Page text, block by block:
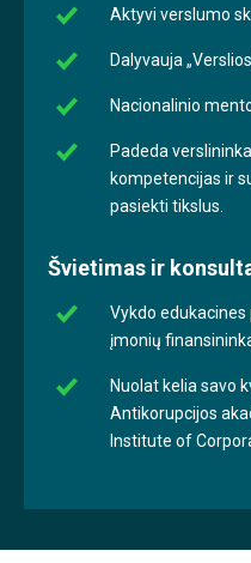
Aktyvi verslumo
Dalyvauja
Nacionalinio
Padeda
kompetencijas ir
pasiekti tikslus.
Švietimas ir
Vykdo
įmonių
Nuolat kelia savo
Antikorupcijos
Institute of